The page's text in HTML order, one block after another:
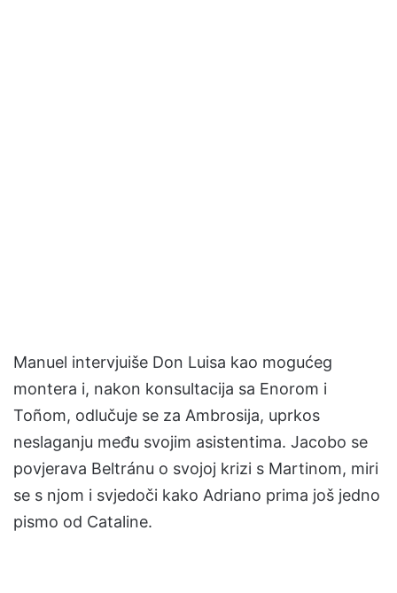
Manuel intervjuiše Don Luisa kao mogućeg
montera i, nakon konsultacija sa Enorom i
Toñom, odlučuje se za Ambrosija, uprkos
neslaganju među svojim asistentima. Jacobo se
povjerava Beltránu o svojoj krizi s Martinom, miri
se s njom i svjedoči kako Adriano prima još jedno
pismo od Cataline.